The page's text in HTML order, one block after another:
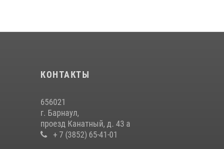
КОНТАКТЫ
656021
г. Барнаул,
проезд Канатный, д. 43 а
+ 7 (3852) 65-41-01